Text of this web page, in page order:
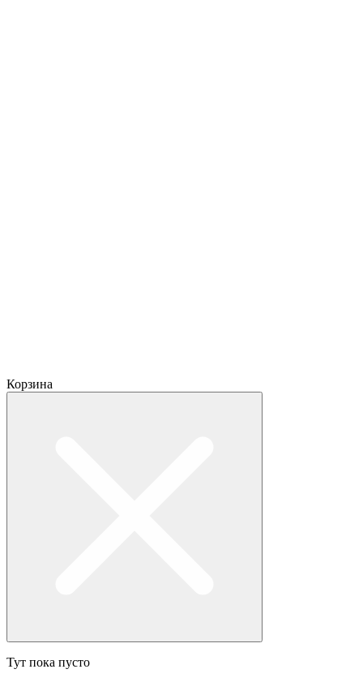
Корзина
Тут пока пусто